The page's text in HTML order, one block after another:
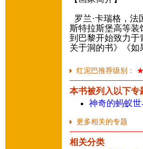
罗兰·卡瑞格，法
斯特拉斯堡高等装
到巴黎开始致力于
关于洞的书》《
红泥巴推荐级别：
本书被列入以下专
神奇的蚂蚁
更多相关的专题
相关分类